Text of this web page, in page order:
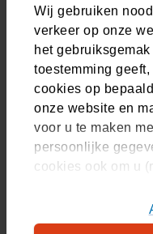
Wij gebruiken
verkeer op onze
het
toestemming
cookies op
onze website en
voor u te maken
persoonlijke
cookies ook om u
U kunt akkoord
cookies, alleen
manier mijn steentje
Vraag het
Ik word vaak
heb ik een te
Wanneer is het
huisarts ga?